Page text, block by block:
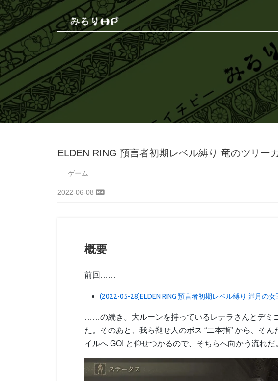
ELDEN RING 預言者初期レベル縛り 竜のツリー
ゲーム
2022-06-08
概要
前回……
(2022-05-28)ELDEN RING 預言者初期レベル縛り 満月の
……の続き。大ルーンを持っているレナラさんとデミ
た。そのあと、我ら褪せ人のボス “二本指” から、そ
イルへ GO! と仰せつかるので、そちらへ向かう流れだ